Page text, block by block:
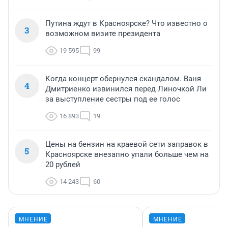
3
Путина ждут в Красноярске? Что известно о
возможном визите президента
19 595 99
4
Когда концерт обернулся скандалом. Ваня
Дмитриенко извинился перед Линочкой Ли
за выступление сестры под ее голос
16 893 19
5
Цены на бензин на краевой сети заправок в
Красноярске внезапно упали больше чем на
20 рублей
14 243 60
МНЕНИЕ МНЕНИЕ